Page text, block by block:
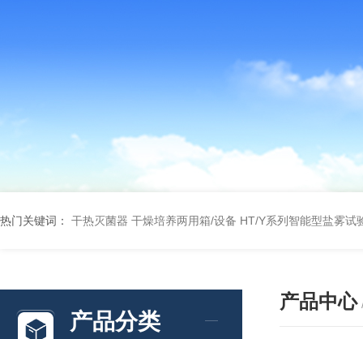
热门关键词： 干热灭菌器 干燥培养两用箱/设备 HT/Y系列智能型盐雾试
产品分类
产品中心